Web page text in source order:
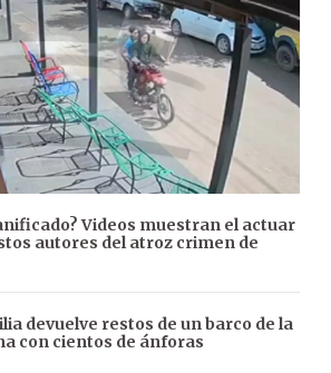
Videos muestran el actuar
autores del atroz crimen de
devuelve restos de un barco de la
con cientos de ánforas